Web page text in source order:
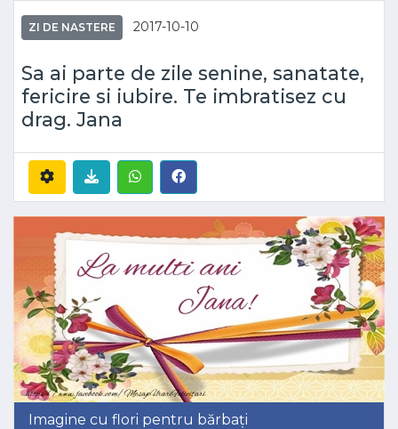
ZI DE NASTERE 2017-10-10
Sa ai parte de zile senine, sanatate,
fericire si iubire. Te imbratisez cu
drag. Jana
Imagine cu flori pentru bărbați